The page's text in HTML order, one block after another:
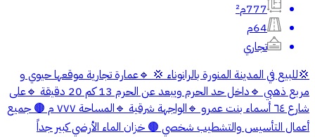
777م²
64م
تجاري
💢للبيع في المدينة المنورة بالرانوناء 💢 🔹عمارة تجارية موقعها حيوي و
مربع ذهبي 🔹داخل حد الحرم ويبعد عن الحرم 13 كم 20 دقيقة 🔹على
شارع ٦٤ أسماء بنت عمرو 🔹الواجهة شرقية 🔹المساحة ٧٧٧ م 🟤 جميع
أعمال التأسيس والتشطيب شخصي 🟤 خزان الماء الأرضي كبير جداً